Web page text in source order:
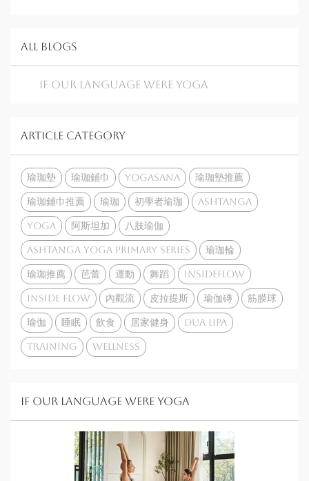
All Blogs
If our language were Yoga
Article Category
瑜珈墊 瑜珈鋪巾 yogasana 瑜珈墊推薦
瑜珈鋪巾推薦 瑜珈 初學者瑜珈 Ashtanga
yoga 阿斯坦加 八肢瑜伽
Ashtanga Yoga Primary Series 瑜珈輪
瑜珈推薦 芭蕾 運動 舞蹈 insideflow
inside flow 內觀流 皮拉提斯 瑜伽磚 筋膜球
瑜伽 睡眠 飲食 居家健身 Dua Lipa
training wellness
If our language were Yoga